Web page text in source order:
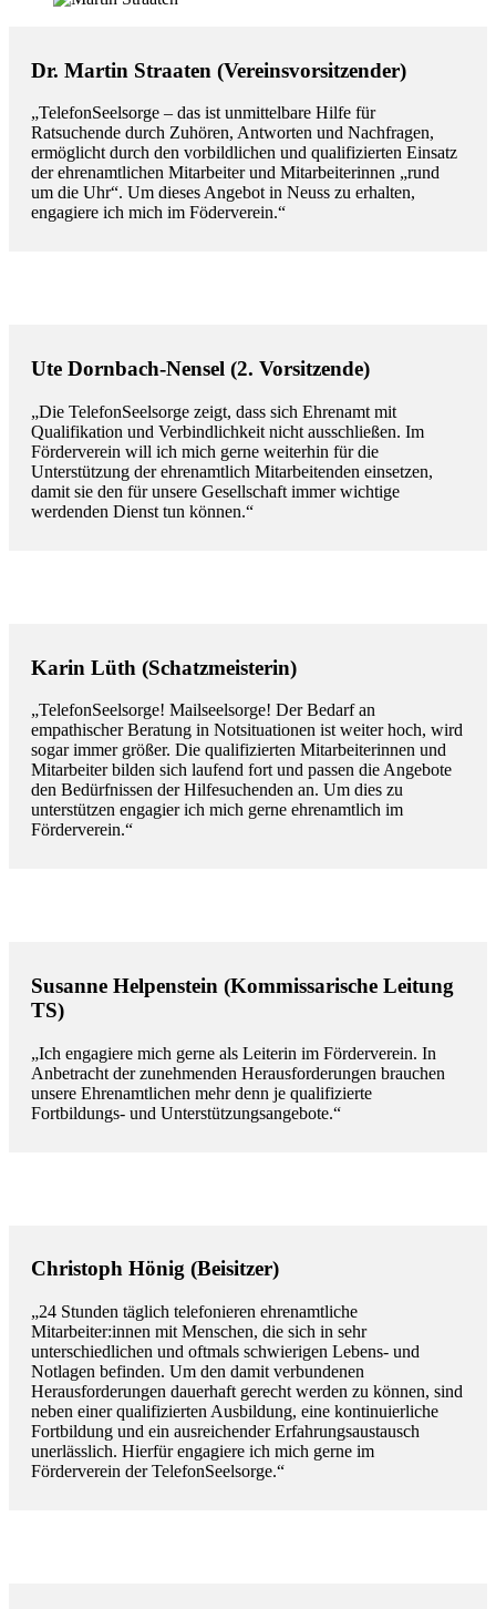
Dr. Martin Straaten (Vereinsvorsitzender)
„TelefonSeelsorge – das ist unmittelbare Hilfe für
Ratsuchende durch Zuhören, Antworten und Nachfragen,
ermöglicht durch den vorbildlichen und qualifizierten Einsatz
der ehrenamtlichen Mitarbeiter und Mitarbeiterinnen „rund
um die Uhr“. Um dieses Angebot in Neuss zu erhalten,
engagiere ich mich im Föderverein.“
Ute Dornbach-Nensel (2. Vorsitzende)
„Die TelefonSeelsorge zeigt, dass sich Ehrenamt mit
Qualifikation und Verbindlichkeit nicht ausschließen. Im
Förderverein will ich mich gerne weiterhin für die
Unterstützung der ehrenamtlich Mitarbeitenden einsetzen,
damit sie den für unsere Gesellschaft immer wichtige
werdenden Dienst tun können.“
Karin Lüth (Schatzmeisterin)
„TelefonSeelsorge! Mailseelsorge! Der Bedarf an
empathischer Beratung in Notsituationen ist weiter hoch, wird
sogar immer größer. Die qualifizierten Mitarbeiterinnen und
Mitarbeiter bilden sich laufend fort und passen die Angebote
den Bedürfnissen der Hilfesuchenden an. Um dies zu
unterstützen engagier ich mich gerne ehrenamtlich im
Förderverein.“
Susanne Helpenstein (Kommissarische Leitung
TS)
„Ich engagiere mich gerne als Leiterin im Förderverein. In
Anbetracht der zunehmenden Herausforderungen brauchen
unsere Ehrenamtlichen mehr denn je qualifizierte
Fortbildungs- und Unterstützungsangebote.“
Christoph Hönig (Beisitzer)
„24 Stunden täglich telefonieren ehrenamtliche
Mitarbeiter:innen mit Menschen, die sich in sehr
unterschiedlichen und oftmals schwierigen Lebens- und
Notlagen befinden. Um den damit verbundenen
Herausforderungen dauerhaft gerecht werden zu können, sind
neben einer qualifizierten Ausbildung, eine kontinuierliche
Fortbildung und ein ausreichender Erfahrungsaustausch
unerlässlich. Hierfür engagiere ich mich gerne im
Förderverein der TelefonSeelsorge.“